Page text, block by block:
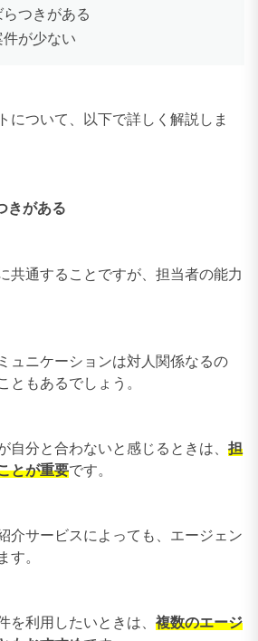
つきがある
が少ない
について、以下で詳しく解説しま
きがある
共通することですが、担当者の能力
ュニケーションは対人関係なるの
ともあるでしょう。
自分と合わないと感じるときは、 担
とが重要です。
介サービスによっても、エージェン
す。
を利用したいときは、 複数のエージ